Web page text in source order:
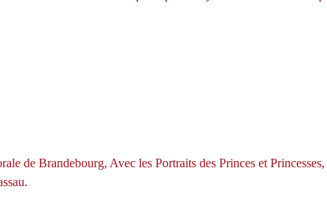
de Brandebourg, Avec les Portraits des Princes et